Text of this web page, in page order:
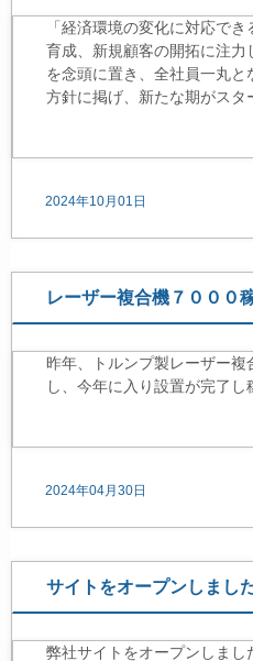
「経済環境の変化に対応で
育成、新規顧客の開拓に注
を念頭に置き、全社員一丸
方針に掲げ、新たな期がスタ
2024年10月01日
レーザー複合機７０００
昨年、トルンプ製レーザー
し、今年に入り設置が完了し
2024年04月30日
サイトをオープンしまし
弊社サイトをオープンしまし